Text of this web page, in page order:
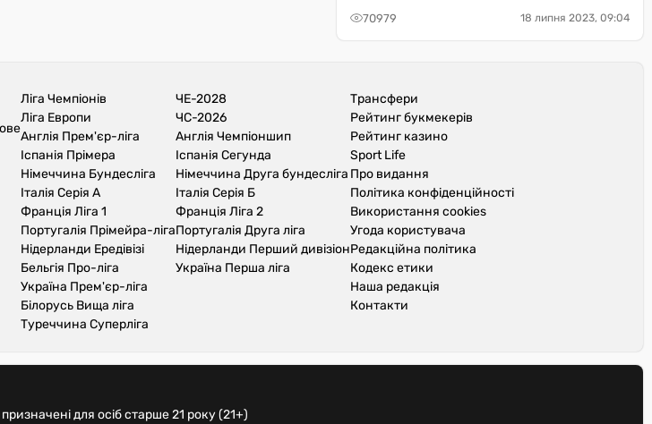
70979 18 липня 2023, 09:04
Ліга Чемпіонів
Ліга Европи
Англія Прем'єр-ліга
Іспанія Прімера
Німеччина Бундесліга
Італія Серія А
Франція Ліга 1
Португалія Прімейра-ліга
Нідерланди Ередівізі
Бельгія Про-ліга
Україна Прем'єр-ліга
Білорусь Вища ліга
Туреччина Суперліга
ЧЕ-2028
ЧС-2026
Англія Чемпіоншип
Іспанія Сегунда
Німеччина Друга бундесліга
Італія Серія Б
Франція Ліга 2
Португалія Друга ліга
Нідерланди Перший дивізіон
Україна Перша ліга
Трансфери
Рейтинг букмекерів
Рейтинг казино
Sport Life
Про видання
Політика конфіденційності
Використання cookies
Угода користувача
Редакційна політика
Кодекс етики
Наша редакція
Контакти
для осіб старше 21 року (21+)